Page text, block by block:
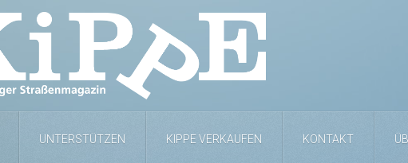
UNTERSTÜTZEN KIPPE VERKAUFEN KONTAKT